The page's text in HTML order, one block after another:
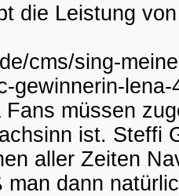
die Leistung
cms/sing-
gewinnerin-
müssen
ist. Steffi
aller Zeiten
man dann